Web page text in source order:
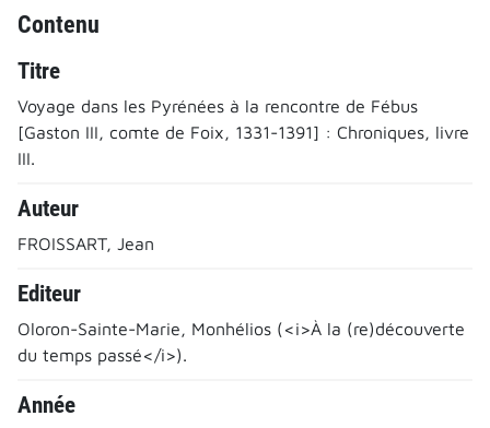
Contenu
Titre
Voyage dans les Pyrénées à la rencontre de Fébus
[Gaston III, comte de Foix, 1331-1391] : Chroniques, livre
III.
Auteur
FROISSART, Jean
Editeur
Oloron-Sainte-Marie, Monhélios (<i>À la (re)découverte
du temps passé</i>).
Année